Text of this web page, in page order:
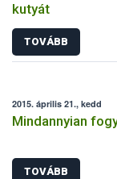
kutyát
TOVÁBB
2015. április 21., kedd
Mindannyian
TOVÁBB